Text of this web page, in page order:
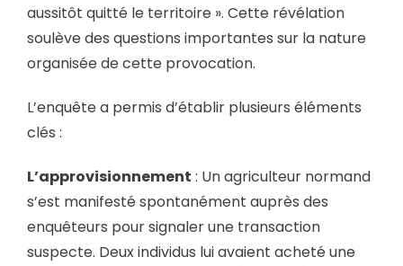
aussitôt quitté le territoire ». Cette révélation
soulève des questions importantes sur la nature
organisée de cette provocation.
L’enquête a permis d’établir plusieurs éléments
clés :
L’approvisionnement : Un agriculteur normand
s’est manifesté spontanément auprès des
enquêteurs pour signaler une transaction
suspecte. Deux individus lui avaient acheté une